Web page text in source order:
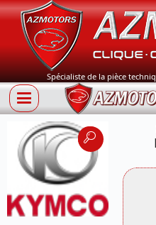
Spécialiste de la pièce
Référence 86102-
LBA7-900 KYMCO